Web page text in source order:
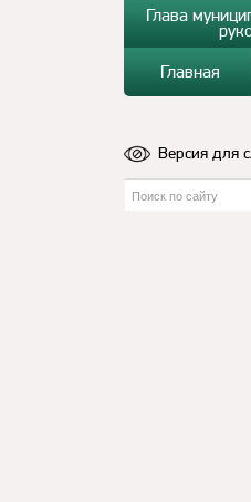
Глава
Главная
Версия для